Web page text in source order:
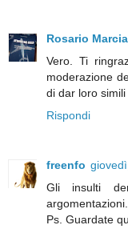
Rosario
Vero. Ti
moderazione
di dar loro simili
Rispondi
freenfo
Gli insulti
Ps. Guardate